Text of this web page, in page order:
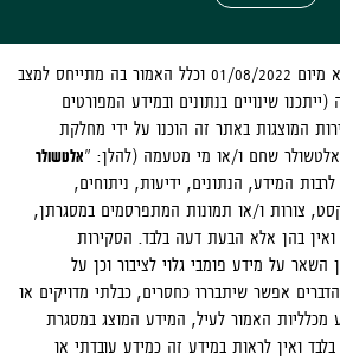
הסקירה היא מיום 01/08/2022 וכלל האמור בה מתייחס למצב
(ייתכנו שינויים בנתונים ובמידע המפורטים
המוצגות באתר זה הוכנו על ידי מחלקת
שחם ו/או מי מטעמה (להלן: "אלטשולר
המידע, הנתונים, ידיעות, ניתוחים,
צורות ו/או תמונות המתפרסמים במסגרתן,
בהן אלא הבעת דעה בלבד. הסקירות
השאר על מידע פומבי גלוי לציבור וכן על
אפשר שיתבררו כחסרים, כבלתי מדויקים או
מכלליות האמור לעיל, המידע המוצג במסגרת
ואין לראות במידע זה כמידע עובדתי או